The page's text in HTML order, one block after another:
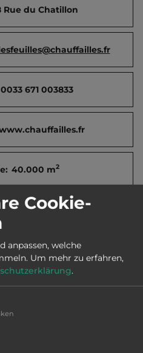
Rue du Chatillon
0033 671 003833
40.000 m2
15.4. bis 30.9.
0033 385264812
Cookie-
anpassen, welche
Um mehr zu erfahren,
.